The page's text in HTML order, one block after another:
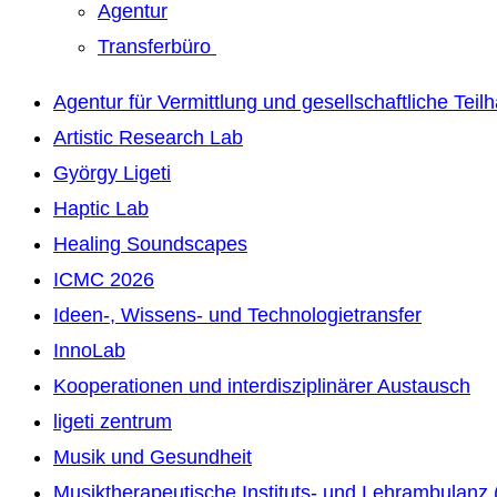
Agentur
Transferbüro
Agentur für Vermittlung und gesellschaftliche
Artistic Research Lab
György Ligeti
Haptic Lab
Healing Soundscapes
ICMC 2026
Ideen-, Wissens- und Technologietransfer
InnoLab
Kooperationen und interdisziplinärer Austausch
ligeti zentrum
Musik und Gesundheit
Musiktherapeutische Instituts- und Lehrambulanz